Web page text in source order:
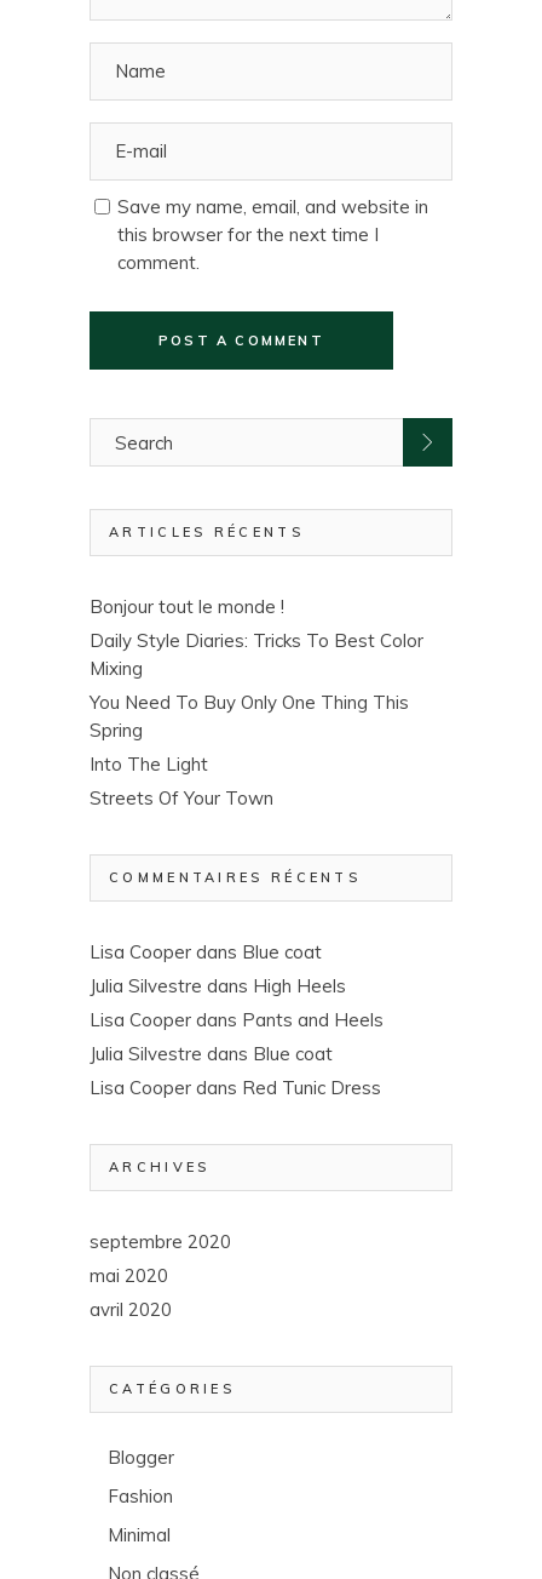
Save my name, email, and website in
this browser for the next time I
comment.
POST A COMMENT
ARTICLES RÉCENTS
Bonjour tout le monde !
Daily Style Diaries: Tricks To Best Color
Mixing
You Need To Buy Only One Thing This
Spring
Into The Light
Streets Of Your Town
COMMENTAIRES RÉCENTS
Lisa Cooper dans Blue coat
Julia Silvestre dans High Heels
Lisa Cooper dans Pants and Heels
Julia Silvestre dans Blue coat
Lisa Cooper dans Red Tunic Dress
ARCHIVES
septembre 2020
mai 2020
avril 2020
CATÉGORIES
Blogger
Fashion
Minimal
Non classé